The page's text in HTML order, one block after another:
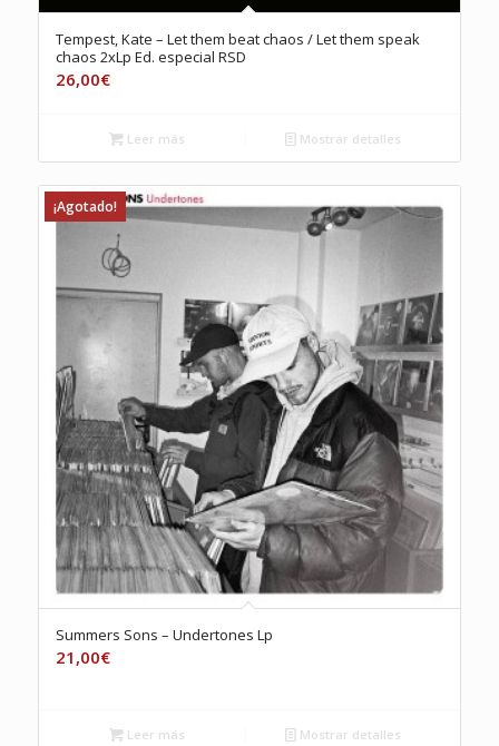
Tempest, Kate – Let them beat chaos / Let them speak
chaos 2xLp Ed. especial RSD
26,00€
Leer más Mostrar detalles
¡Agotado!
Summers Sons – Undertones Lp
21,00€
Leer más Mostrar detalles